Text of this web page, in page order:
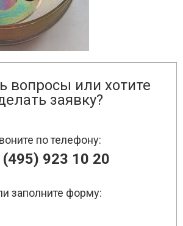
вопросы или хотите
заявку?
по телефону:
(495) 923 10 20
заполните форму: